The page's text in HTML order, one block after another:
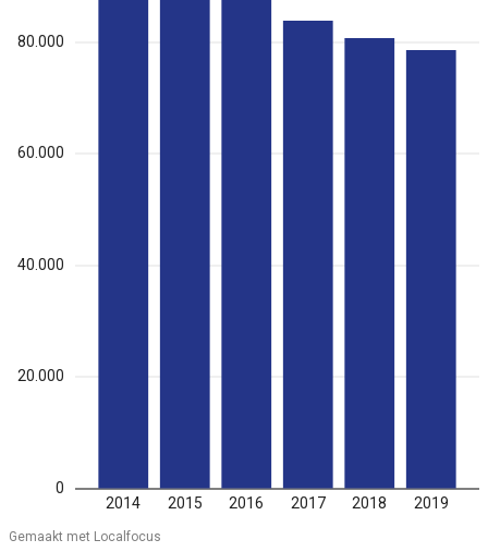
2019
2018
2017
2016
2015
2014
0
20.000
40.000
60.000
80.000
Gemaakt met Localfocus